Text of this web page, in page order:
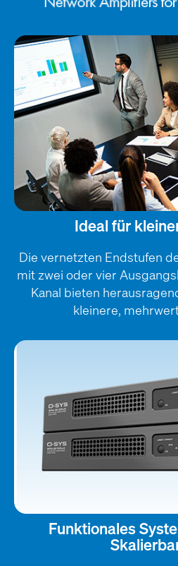
Ideal für
Die vernetzten Endstufen
mit zwei oder vier
Kanal bieten
kleinere,
Funktionales